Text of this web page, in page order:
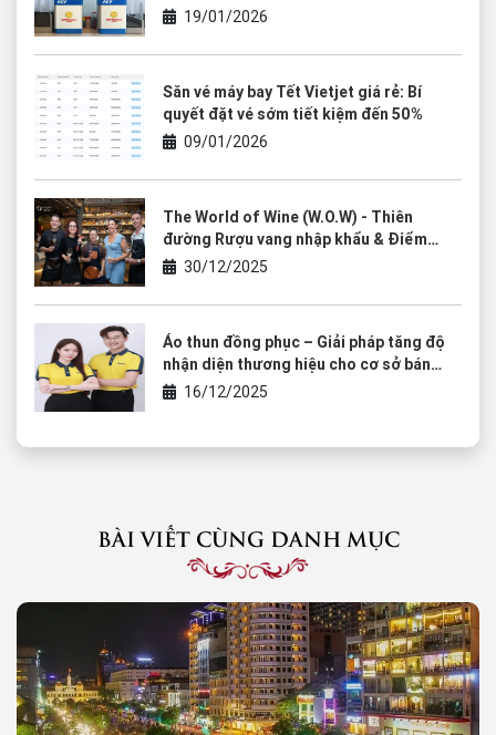
19/01/2026
Săn vé máy bay Tết Vietjet giá rẻ: Bí
quyết đặt vé sớm tiết kiệm đến 50%
09/01/2026
The World of Wine (W.O.W) - Thiên
đường Rượu vang nhập khẩu & Điểm
chạm của văn hóa thưởng thức
30/12/2025
Áo thun đồng phục – Giải pháp tăng độ
nhận diện thương hiệu cho cơ sở bán
rượu vang
16/12/2025
BÀI VIẾT CÙNG DANH MỤC